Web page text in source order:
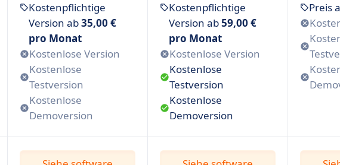
Kostenpflichtige
Version ab35,00 €
pro Monat
Kostenlose Version
Kostenlose
Testversion
Kostenlose
Demoversion
Kostenpflichtige
Version ab59,00 €
pro Monat
Kostenlose Version
Kostenlose
Testversion
Kostenlose
Demoversion
Preis